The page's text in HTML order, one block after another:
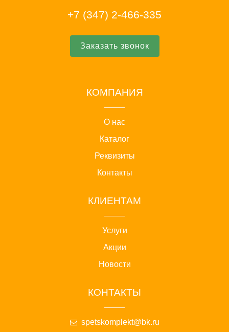
+7 (347) 2-466-335
Заказать звонок
КОМПАНИЯ
О нас
Каталог
Реквизиты
Контакты
КЛИЕНТАМ
Услуги
Акции
Новости
КОНТАКТЫ
spetskomplekt@bk.ru